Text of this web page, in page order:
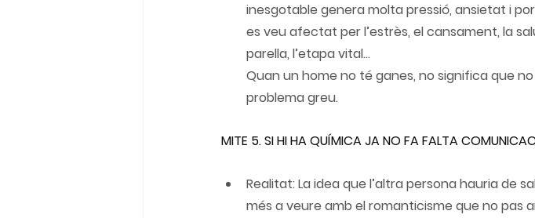
inesgotable genera molta pressió, ansietat i
es veu afectat per l’estrès, el cansament, la
parella, l’etapa vital...
Quan un home no té ganes, no significa que
problema greu.
MITE 5. SI HI HA QUÍMICA JA NO FA FALTA
Realitat: La idea que l’altra persona hauria de
més a veure amb el romanticisme que no pas